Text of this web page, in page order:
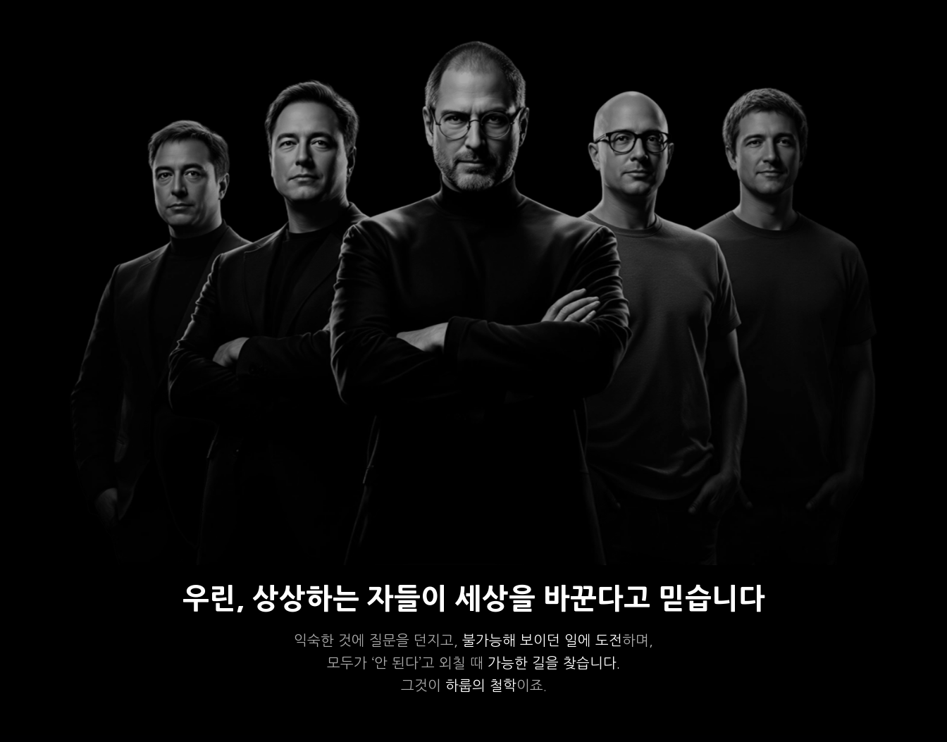
우린, 상상하는 자들이 세상을 바꾼다고 믿습니다
익숙한 것에 질문을 던지고, 불가능해 보이던 일에 도전하며,
모두가 ‘안 된다’고 외칠 때 가능한 길을 찾습니다.
그것이 하룹의 철학이죠.